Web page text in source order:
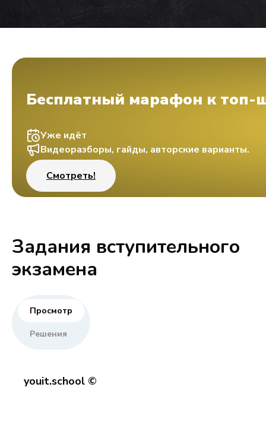
Бесплатный марафон к топ-
Уже идёт
Видеоразборы, гайды, авторские варианты.
Смотреть!
Задания вступительного
экзамена
Просмотр
Решения
youit.school ©